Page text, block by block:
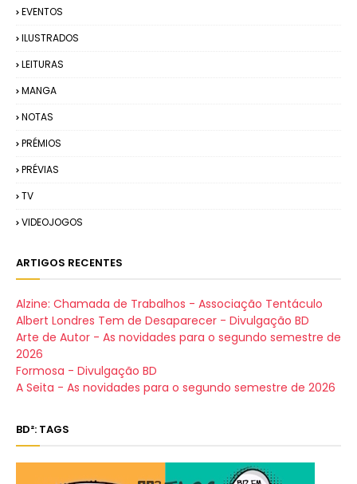
EVENTOS
ILUSTRADOS
LEITURAS
MANGA
NOTAS
PRÉMIOS
PRÉVIAS
TV
VIDEOJOGOS
ARTIGOS RECENTES
Alzine: Chamada de Trabalhos - Associação Tentáculo
Albert Londres Tem de Desaparecer - Divulgação BD
Arte de Autor - As novidades para o segundo semestre de
2026
Formosa - Divulgação BD
A Seita - As novidades para o segundo semestre de 2026
BD²: TAGS